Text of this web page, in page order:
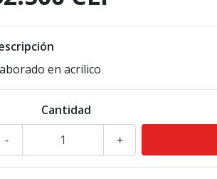
en acrilico
Cantidad
+
-